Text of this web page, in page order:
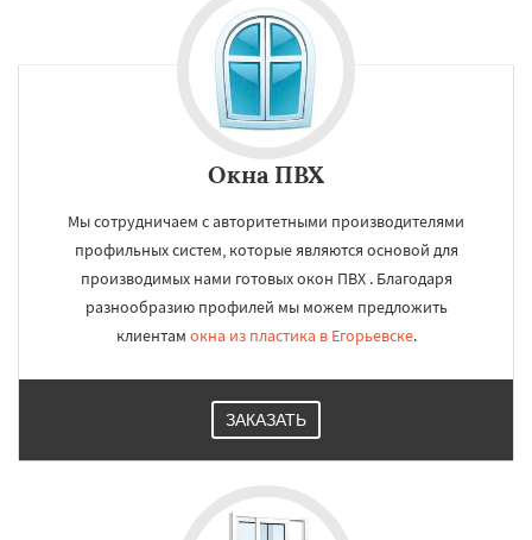
Окна ПВХ
Мы сотрудничаем с авторитетными производителями
профильных систем, которые являются основой для
производимых нами готовых окон ПВХ . Благодаря
разнообразию профилей мы можем предложить
клиентам окна из пластика в Егорьевске.
ЗАКАЗАТЬ